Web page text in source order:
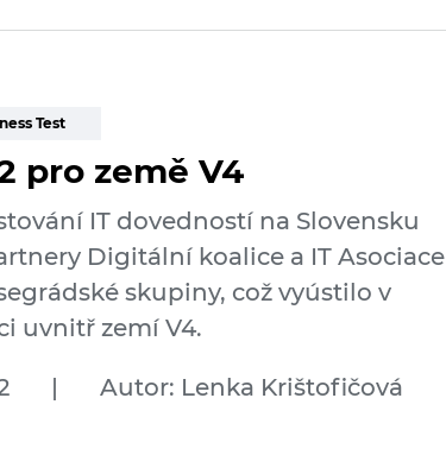
Test
pro země V4
IT dovedností na Slovensku
Digitální koalice a IT Asociace
skupiny, což vyústilo v
uvnitř zemí V4.
| Autor: Lenka Krištofičová